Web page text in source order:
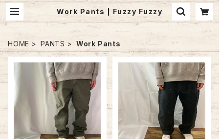
Work Pants | Fuzzy Fuzzy
HOME PANTS Work Pants